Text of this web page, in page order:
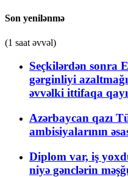
Son yenilənmə
(1 saat əvvəl)
Seçkilərdən sonra
gərginliyi
əvvəlki ittifaqa
Azərbaycan qazı
ambisiyalarının
Diplom var, iş
niyə gənclərin